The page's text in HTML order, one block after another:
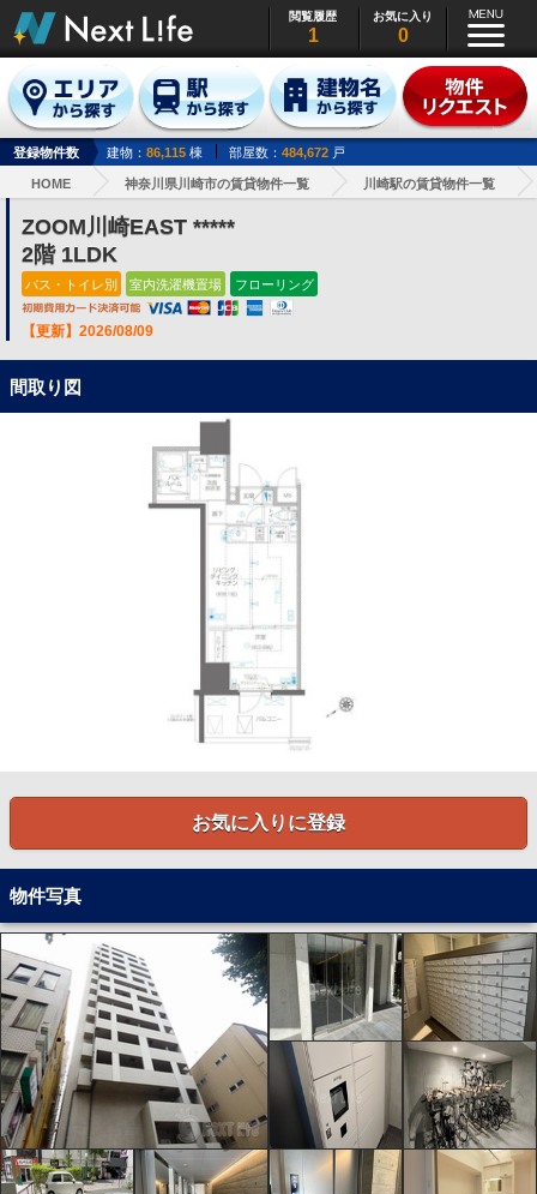
閲覧履歴
1
お気に入り
0
登録物件数 建物： 86,115 棟 部屋数： 484,672 戸
HOME 神奈川県川崎市の賃貸物件一覧 川崎駅の賃貸物件一覧
ZOOM川崎EAST *****
2階 1LDK
バス・トイレ別 室内洗濯機置場 フローリング
【更新】2026/08/09
間取り図
お気に入りに登録
物件写真